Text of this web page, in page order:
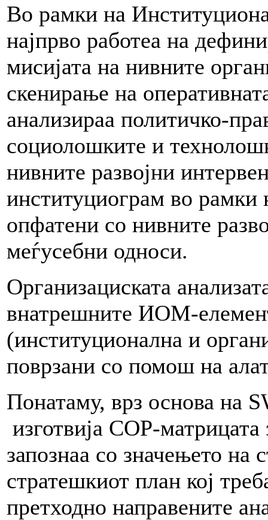
Во рамки на
најпрво работеа на
мисијата на нивните
скенирање на
анализираа политичко-
социолошките и
нивните развојни
институциограм во рамки
опфатени со нивните
меѓусебни односи.
Организациската
внатрешните ИОМ-
(институционална и
поврзани со помош на
Понатаму, врз основа на
изготвија СОР-матрицата
запознаа со значењето на
стратешкиот план кој
претходно направените